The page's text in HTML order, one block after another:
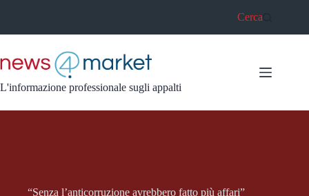
Cerca
L'informazione professionale sugli appalti
“Senza l’anticorruzione avrebbero fatto più affari”